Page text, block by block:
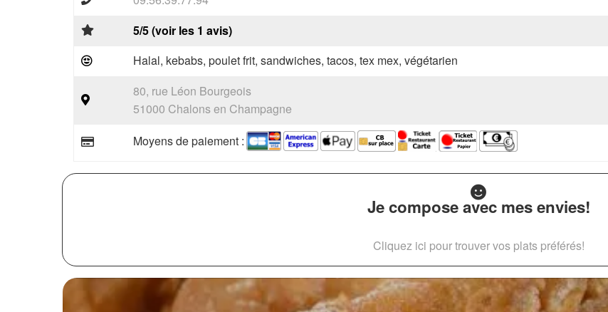
5/5 (voir les 1 avis)
Halal, kebabs, poulet frit, sandwiches, tacos, tex mex, végétarien
80, rue Léon Bourgeois
51000 Chalons en Champagne
Moyens de paiement :
Je compose avec mes envies!
Cliquez ici pour trouver vos plats préférés!